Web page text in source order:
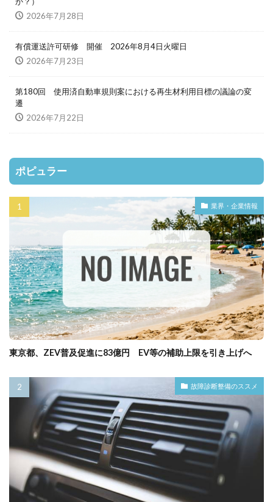
2026年7月28日
有償運送許可研修 開催 2026年8月4日火曜日
2026年7月23日
第180回 使用済自動車規則案における再生材利用目標の議論の変
遷
2026年7月22日
ポピュラー
業界・企業情報
東京都、ZEV普及促進に83億円 EV等の補助上限を引き上げへ
故障診断整備のススメ